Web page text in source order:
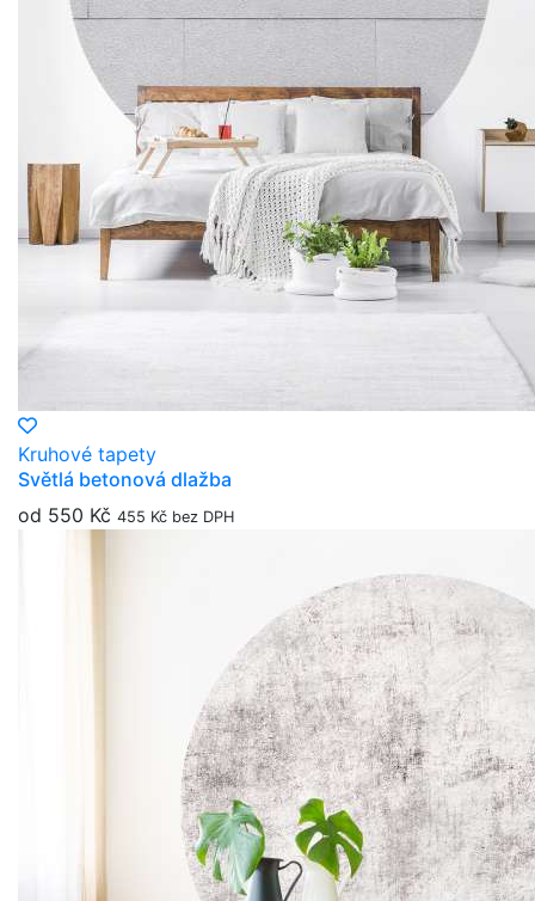
Kruhové tapety
Světlá betonová dlažba
od 550 Kč 455 Kč bez DPH